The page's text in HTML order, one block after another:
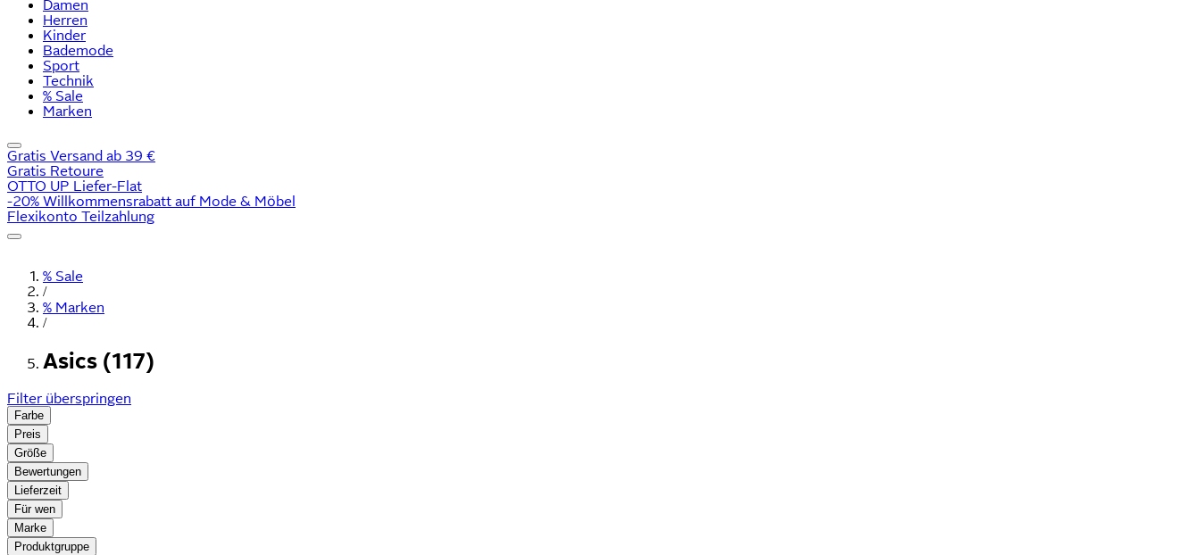
Damen
Herren
Kinder
Bademode
Sport
Technik
% Sale
Marken
Gratis Versand ab 39 €
Gratis Retoure
OTTO UP Liefer-Flat
-20% Willkommensrabatt auf Mode & Möbel
Flexikonto Teilzahlung
% Sale
/
% Marken
/
Asics (117)
Filter überspringen
Farbe
Preis
Größe
Bewertungen
Lieferzeit
Für wen
Marke
Produktgruppe